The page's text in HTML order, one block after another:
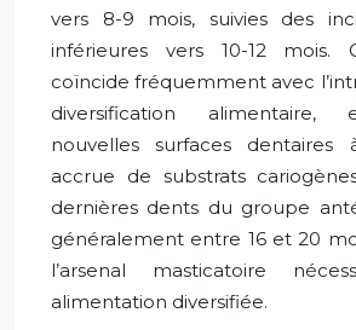
vers 8-9 mois, suivies des
inférieures vers 10-12 mois.
coïncide fréquemment avec
diversification alimentaire,
nouvelles surfaces dentaires
accrue de substrats
dernières dents du groupe
généralement entre 16 et 20
l’arsenal masticatoire
alimentation diversifiée.